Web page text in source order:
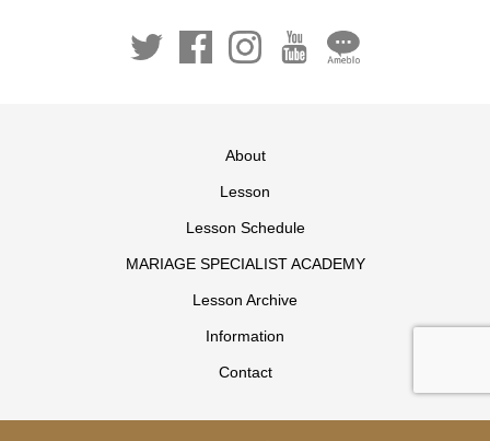
About
Lesson
Lesson Schedule
MARIAGE SPECIALIST ACADEMY
Lesson Archive
Information
Contact